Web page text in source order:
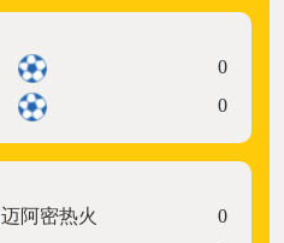
0
0
阿密热火
0